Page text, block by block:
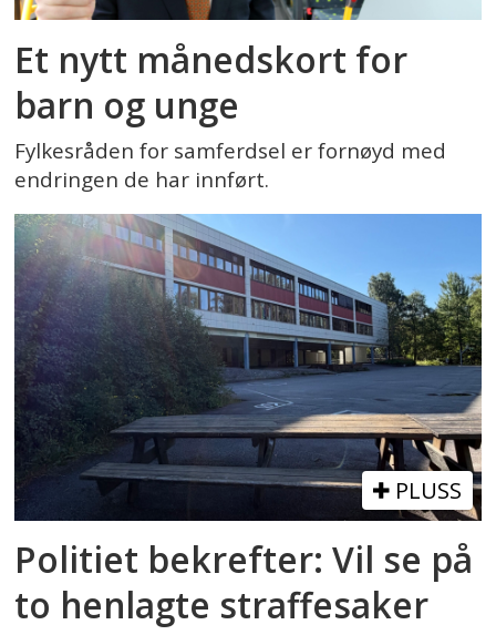
Et nytt månedskort for
barn og unge
Fylkesråden for samferdsel er fornøyd med
endringen de har innført.
PLUSS
Politiet bekrefter: Vil se på
to henlagte straffesaker